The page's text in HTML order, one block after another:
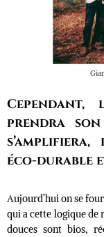
prendra
éco-durable
Aujourd’hui on se
qui a cette logique de
douces sont bios,